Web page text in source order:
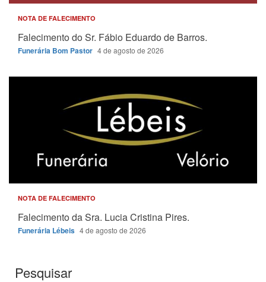
NOTA DE FALECIMENTO
Falecimento do Sr. Fábio Eduardo de Barros.
Funerária Bom Pastor 4 de agosto de 2026
NOTA DE FALECIMENTO
Falecimento da Sra. Lucia Cristina Pires.
Funerária Lébeis 4 de agosto de 2026
Pesquisar